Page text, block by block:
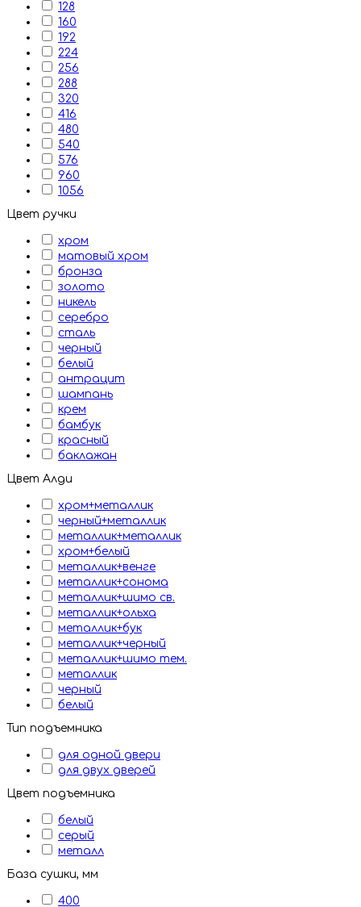
128
160
192
224
256
288
320
416
480
540
576
960
1056
Цвет ручки
хром
матовый хром
бронза
золото
никель
серебро
сталь
черный
белый
антрацит
шампань
крем
бамбук
красный
баклажан
Цвет Алди
хром+металлик
черный+металлик
металлик+металлик
хром+белый
металлик+венге
металлик+сонома
металлик+шимо св.
металлик+ольха
металлик+бук
металлик+черный
металлик+шимо тем.
металлик
черный
белый
Тип подъемника
для одной двери
для двух дверей
Цвет подъемника
белый
серый
металл
База сушки, мм
400